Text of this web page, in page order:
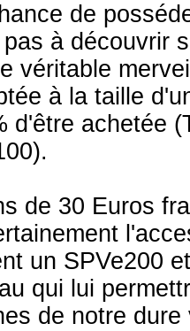
de
à découvrir
véritable
à la taille
d'être achetée
de 30 Euros
un SPVe200
qui lui
de notre dure